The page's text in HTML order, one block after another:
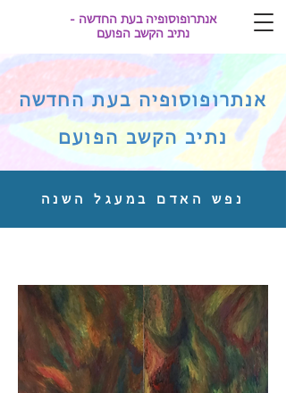
אנתרופוסופיה בעת החדשה -
נתיב הקשב הפועם
אנתרופוסופיה בעת החדשה
נתיב הקשב הפועם
נפש האדם במעגל השנה